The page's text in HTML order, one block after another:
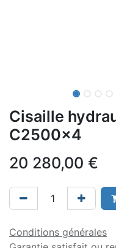
Cisaille
C2500x4
20 280,00 €
Conditions générales